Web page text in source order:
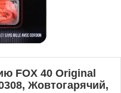
FOX 40 Original
Жовтогарячий,